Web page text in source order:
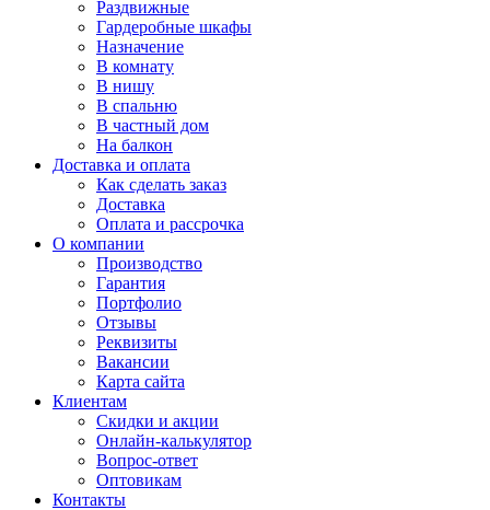
Раздвижные
Гардеробные шкафы
Назначение
В комнату
В нишу
В спальню
В частный дом
На балкон
Доставка и оплата
Как сделать заказ
Доставка
Оплата и рассрочка
О компании
Производство
Гарантия
Портфолио
Отзывы
Реквизиты
Вакансии
Карта сайта
Клиентам
Скидки и акции
Онлайн-калькулятор
Вопрос-ответ
Оптовикам
Контакты